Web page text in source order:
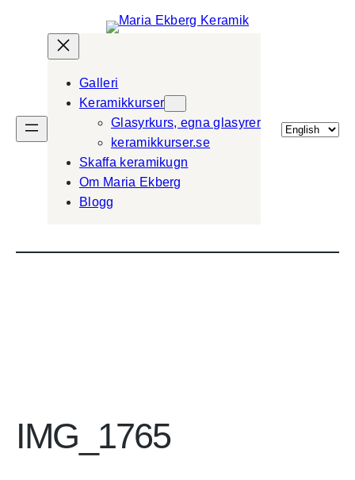
Galleri
Keramikkurser
Glasyrkurs, egna glasyrer
keramikkurser.se
Skaffa keramikugn
Om Maria Ekberg
Blogg
Välj
IMG_1765